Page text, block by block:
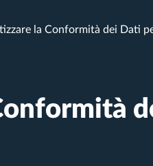
la Conformità dei Dati